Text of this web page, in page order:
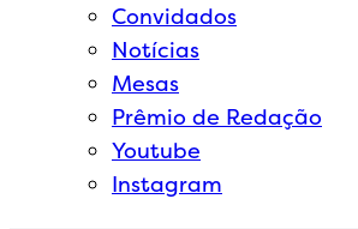
Convidados
Notícias
Mesas
Prêmio de Redação
Youtube
Instagram